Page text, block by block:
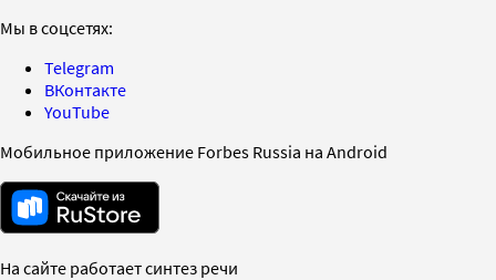
Мы в соцсетях:
Telegram
ВКонтакте
YouTube
Мобильное приложение Forbes Russia на Android
На сайте работает синтез речи